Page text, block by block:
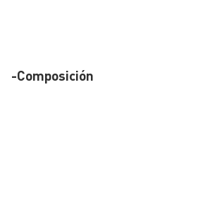
-Composición